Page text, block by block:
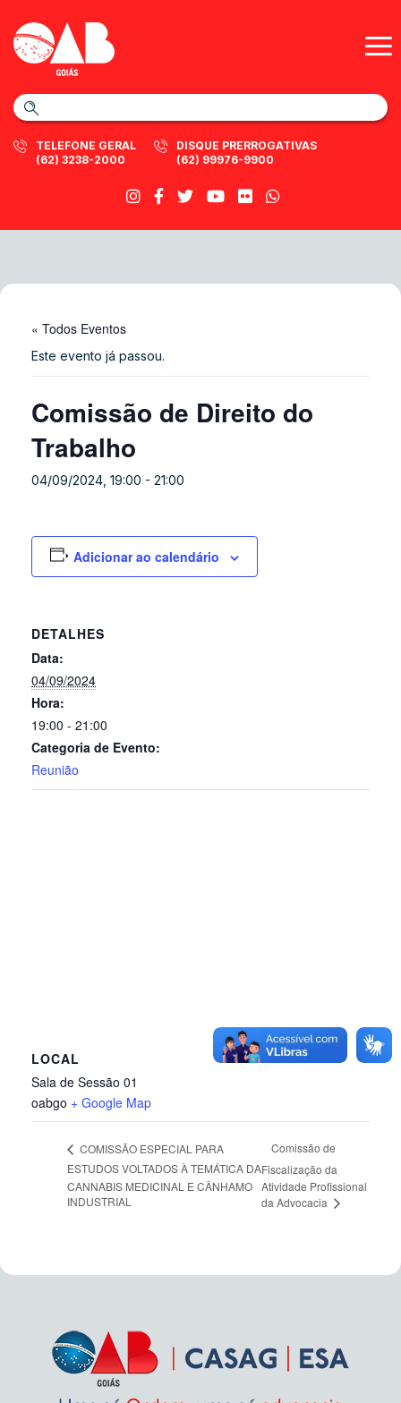
TELEFONE GERAL
(62) 3238-2000
DISQUE PRERROGATIVAS
(62) 99976-9900
« Todos Eventos
Este evento já passou.
Comissão de Direito do
Trabalho
04/09/2024, 19:00 - 21:00
Adicionar ao calendário
DETALHES
Data:
04/09/2024
Hora:
19:00 - 21:00
Categoria de Evento:
Reunião
LOCAL
Sala de Sessão 01
oabgo + Google Map
COMISSÃO ESPECIAL PARA
ESTUDOS VOLTADOS À TEMÁTICA DA
CANNABIS MEDICINAL E CÂNHAMO
INDUSTRIAL
Comissão de
Fiscalização da
Atividade Profissional
da Advocacia